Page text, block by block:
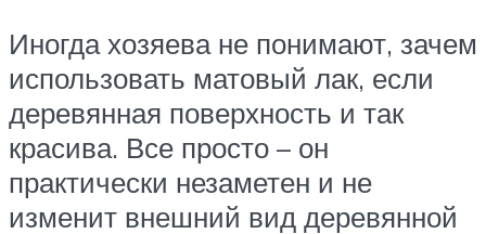
Иногда хозяева не понимают, зачем
использовать матовый лак, если
деревянная поверхность и так
красива. Все просто – он
практически незаметен и не
изменит внешний вид деревянной